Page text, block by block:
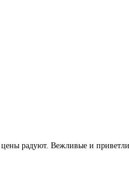
радуют. Вежливые и